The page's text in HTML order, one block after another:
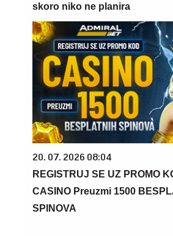
skoro niko ne planira
20. 07. 2026 08:04
REGISTRUJ SE UZ PROMO
CASINO Preuzmi 1500
SPINOVA